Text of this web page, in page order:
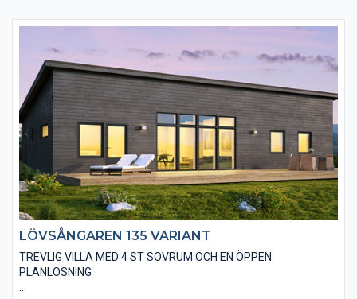
behandlad samt ett modernt plåttak utan markanta
”ryggåstak” i vardagsrummet, vilket innebär en härlig rymd i
denna del. Det finns många trevliga alternativ på utvändiga
material och fönsterstorlekar.
LÖVSÅNGAREN 135 VARIANT
TREVLIG VILLA MED 4 ST SOVRUM OCH EN ÖPPEN
PLANLÖSNING